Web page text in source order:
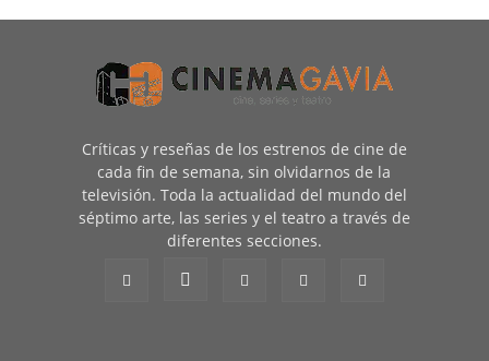
Críticas y reseñas de los estrenos de cine de
cada fin de semana, sin olvidarnos de la
televisión. Toda la actualidad del mundo del
séptimo arte, las series y el teatro a través de
diferentes secciones.